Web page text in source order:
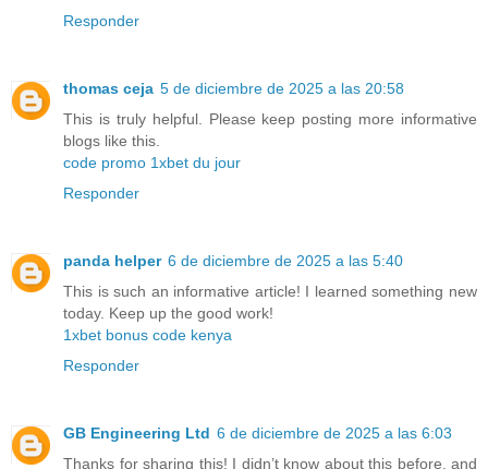
Responder
thomas ceja 5 de diciembre de 2025 a las 20:58
This is truly helpful. Please keep posting more informative
blogs like this.
code promo 1xbet du jour
Responder
panda helper 6 de diciembre de 2025 a las 5:40
This is such an informative article! I learned something new
today. Keep up the good work!
1xbet bonus code kenya
Responder
GB Engineering Ltd 6 de diciembre de 2025 a las 6:03
Thanks for sharing this! I didn’t know about this before, and